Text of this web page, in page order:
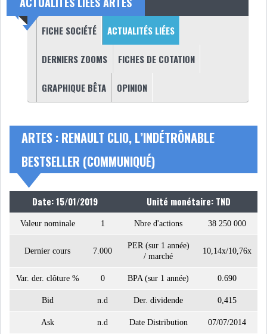
NOMINATIONS NOTATION
PRIVATISATION & OPV RAPPORTS DE GESTION
INDICATEURS
INTERMÉDIAIRES
OPINION ANALYSE MARCHÉ
SONDAGES
COMMUNIQUÉS DE
PRESSE
BOURSE DE TUNIS : UN BILAN
LE CMF ET LA BANQUE DE
FRANCE RENFORCENT...
FICHE SOCIÉTÉ ACTUALITÉS LIÉES
(ONGLET ACTIF)
DERNIERS ZOOMS FICHES DE COTATION
GRAPHIQUE BÊTA OPINION
ARTES : RENAULT CLIO, L’INDÉTRÔNABLE
BESTSELLER (COMMUNIQUÉ)
Date: 15/01/2019 Unité monétaire: TND
Valeur nominale 1 Nbre d'actions 38 250 000
Dernier cours 7.000
PER (sur 1 année)
/ marché
10,14x/10,76x
Var. der. clôture % 0 BPA (sur 1 année) 0.690
Bid n.d Der. dividende 0,415
Ask n.d Date Distribution 07/07/2014